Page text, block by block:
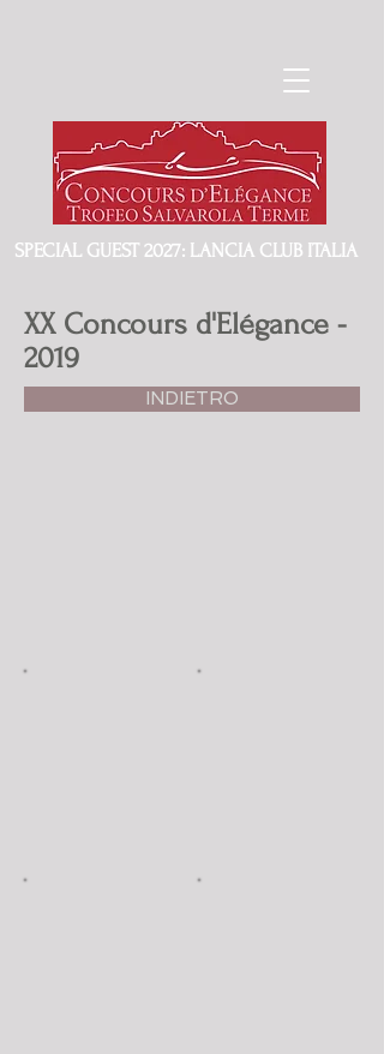
SPECIAL GUEST 2027: LANCIA CLUB ITALIA
XX Concours d'Elégance -
2019
INDIETRO